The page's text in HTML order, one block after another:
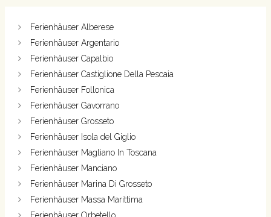
Ferienhäuser Alberese
Ferienhäuser Argentario
Ferienhäuser Capalbio
Ferienhäuser Castiglione Della Pescaia
Ferienhäuser Follonica
Ferienhäuser Gavorrano
Ferienhäuser Grosseto
Ferienhäuser Isola del Giglio
Ferienhäuser Magliano In Toscana
Ferienhäuser Manciano
Ferienhäuser Marina Di Grosseto
Ferienhäuser Massa Marittima